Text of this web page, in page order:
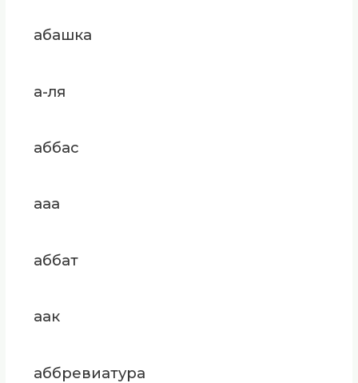
абашка
а-ля
аббас
ааа
аббат
аак
аббревиатура